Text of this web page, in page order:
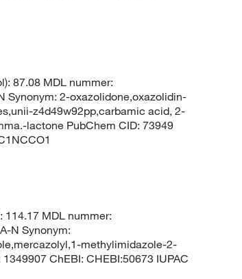
87.08 MDL nummer:
Synonym: 2-oxazolidone,oxazolidin-
z4d49w92pp,carbamic acid, 2-
lactone PubChem CID: 73949
MDL nummer:
N Synonym:
methylimidazole-2-
ChEBI: CHEBI:50673 IUPAC